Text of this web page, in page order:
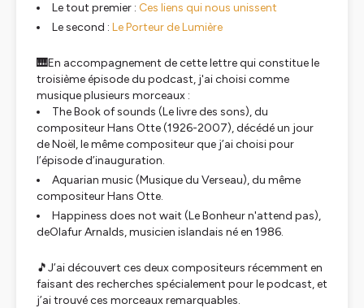
Le tout premier : Ces liens qui nous unissent
Le second : Le Porteur de Lumière
🎹En accompagnement de cette lettre qui constitue le
troisième épisode du podcast, j'ai choisi comme
musique plusieurs morceaux :
The Book of sounds (Le livre des sons), du
compositeur Hans Otte (1926-2007), décédé un jour
de Noël, le même compositeur que j’ai choisi pour
l’épisode d’inauguration.
Aquarian music(Musique du Verseau), du même
compositeur Hans Otte.
Happiness does not wait (Le Bonheur n'attend pas),
deOlafur Arnalds,musicien islandais né en 1986.
🎵J’ai découvert ces deux compositeurs récemment en
faisant des recherches spécialement pour le podcast, et
j’ai trouvé ces morceaux remarquables.